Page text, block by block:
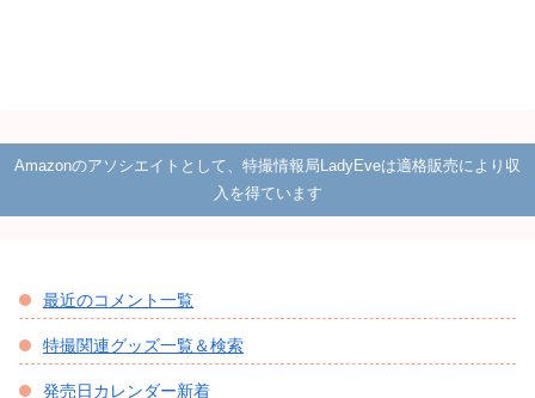
Amazonのアソシエイトとして、特撮情報局LadyEveは適格販売により収
入を得ています
最近のコメント一覧
特撮関連グッズ一覧＆検索
発売日カレンダー新着